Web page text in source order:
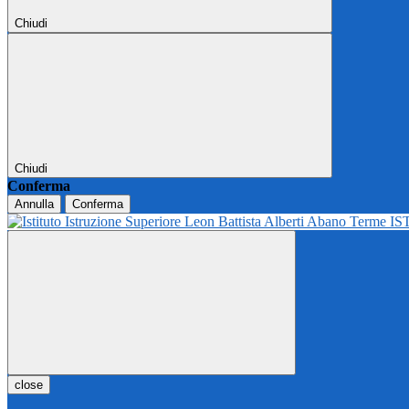
Chiudi
Chiudi
Conferma
Annulla Conferma
close